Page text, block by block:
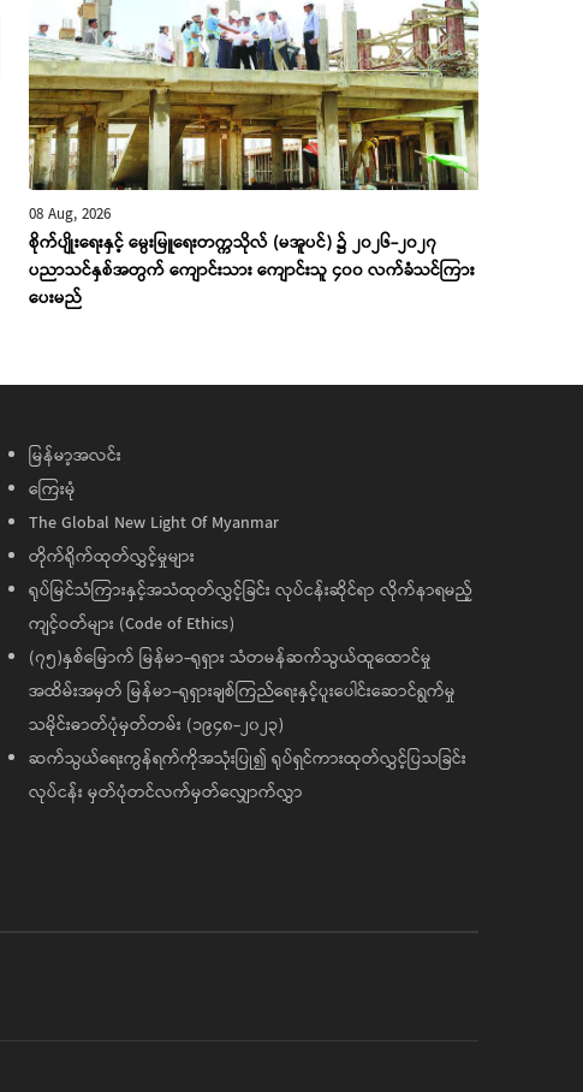
08 Aug, 2026
စိုက်ပျိုးရေးနှင့် မွေးမြူရေးတက္ကသိုလ် (မအူပင်) ၌ ၂၀၂၆-၂၀၂၇
ပညာသင်နှစ်အတွက် ကျောင်းသား ကျောင်းသူ ၄၀၀ လက်ခံသင်ကြား
ပေးမည်
မြန်မာ့အလင်း
ကြေးမုံ
The Global New Light Of Myanmar
တိုက်ရိုက်ထုတ်လွှင့်မှုများ
ရုပ်မြင်သံကြားနှင့်အသံထုတ်လွှင့်ခြင်း လုပ်ငန်းဆိုင်ရာ လိုက်နာရမည့်
ကျင့်ဝတ်များ (Code of Ethics)
(၇၅)နှစ်မြောက် မြန်မာ-ရုရှား သံတမန်ဆက်သွယ်ထူထောင်မှု
အထိမ်းအမှတ် မြန်မာ-ရုရှားချစ်ကြည်ရေးနှင့်ပူးပေါင်းဆောင်ရွက်မှု
သမိုင်းဓာတ်ပုံမှတ်တမ်း (၁၉၄၈-၂၀၂၃)
ဆက်သွယ်ရေးကွန်ရက်ကိုအသုံးပြု၍ ရုပ်ရှင်ကားထုတ်လွှင့်ပြသခြင်း
လုပ်ငန်း မှတ်ပုံတင်လက်မှတ်လျှောက်လွှာ